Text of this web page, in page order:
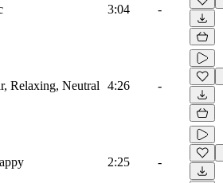
3:04 -
Relaxing, Neutral 4:26 -
2:25 -